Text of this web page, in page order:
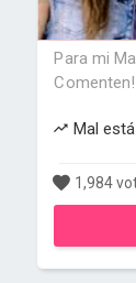
Para mi
Mal
1,984